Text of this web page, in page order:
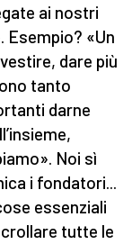
ai nostri
Esempio? «Un
dare più
tanto
darne
Noi sì
i fondatori...
essenziali
tutte le